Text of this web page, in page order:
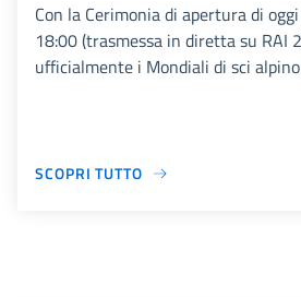
Con la Cerimonia di apertura di
18:00 (trasmessa in diretta su RAI
ufficialmente i Mondiali di sci
SCOPRI TUTTO